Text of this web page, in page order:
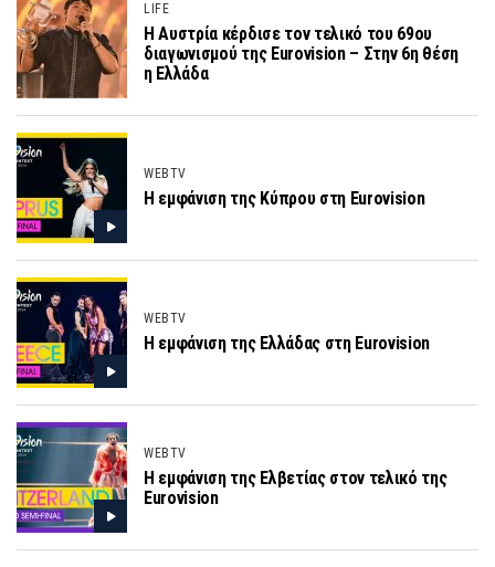
LIFE
Η Αυστρία κέρδισε τον τελικό του 69ου
διαγωνισμού της Eurovision – Στην 6η θέση
η Ελλάδα
WEBTV
Η εμφάνιση της Κύπρου στη Eurovision
WEBTV
Η εμφάνιση της Ελλάδας στη Eurovision
WEBTV
Η εμφάνιση της Ελβετίας στον τελικό της
Eurovision